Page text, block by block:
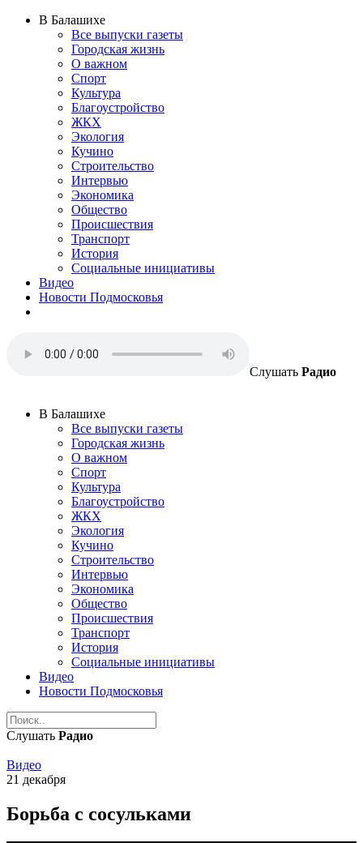
В Балашихе
Все выпуски газеты
Городская жизнь
О важном
Спорт
Культура
Благоустройство
ЖКХ
Экология
Кучино
Строительство
Интервью
Экономика
Общество
Происшествия
Транспорт
История
Социальные инициативы
Видео
Новости Подмосковья
Слушать Радио
В Балашихе
Все выпуски газеты
Городская жизнь
О важном
Спорт
Культура
Благоустройство
ЖКХ
Экология
Кучино
Строительство
Интервью
Экономика
Общество
Происшествия
Транспорт
История
Социальные инициативы
Видео
Новости Подмосковья
Слушать Радио
Видео
21 декабря
Борьба с сосульками